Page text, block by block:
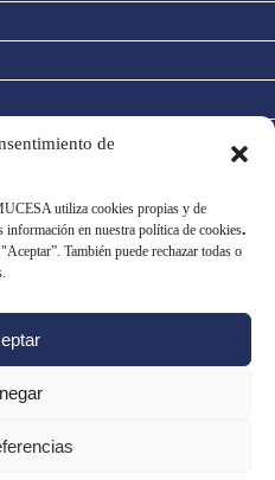
de
utiliza cookies propias y de
información en nuestra política de cookies.
También puede rechazar todas o